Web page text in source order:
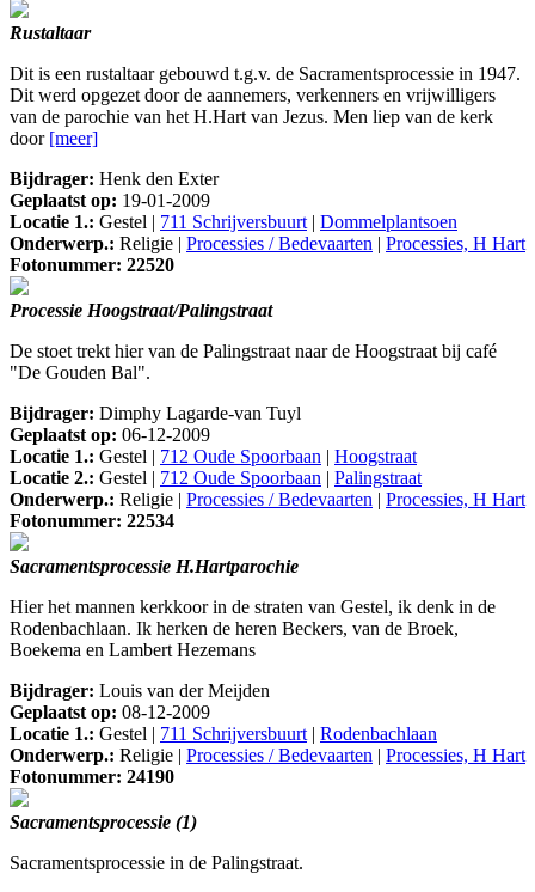
Rustaltaar
Dit is een rustaltaar gebouwd t.g.v. de Sacramentsprocessie in 1947.
Dit werd opgezet door de aannemers, verkenners en vrijwilligers
van de parochie van het H.Hart van Jezus. Men liep van de kerk
door [meer]
Bijdrager: Henk den Exter
Geplaatst op: 19-01-2009
Locatie 1.: Gestel | 711 Schrijversbuurt| Dommelplantsoen
Onderwerp.: Religie | Processies / Bedevaarten | Processies, H Hart
Fotonummer: 22520
Processie Hoogstraat/Palingstraat
De stoet trekt hier van de Palingstraat naar de Hoogstraat bij café
"De Gouden Bal".
Bijdrager: Dimphy Lagarde-van Tuyl
Geplaatst op: 06-12-2009
Locatie 1.: Gestel | 712 Oude Spoorbaan | Hoogstraat
Locatie 2.: Gestel | 712 Oude Spoorbaan | Palingstraat
Onderwerp.: Religie | Processies / Bedevaarten | Processies, H Hart
Fotonummer: 22534
Sacramentsprocessie H.Hartparochie
Hier het mannen kerkkoor in de straten van Gestel, ik denk in de
Rodenbachlaan. Ik herken de heren Beckers, van de Broek,
Boekema en Lambert Hezemans
Bijdrager: Louis van der Meijden
Geplaatst op: 08-12-2009
Locatie 1.: Gestel | 711 Schrijversbuurt| Rodenbachlaan
Onderwerp.: Religie | Processies / Bedevaarten | Processies, H Hart
Fotonummer: 24190
Sacramentsprocessie (1)
Sacramentsprocessie in de Palingstraat.